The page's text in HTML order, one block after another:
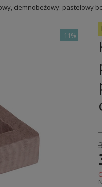
ciemnobeżowy: pastelowy
-11%